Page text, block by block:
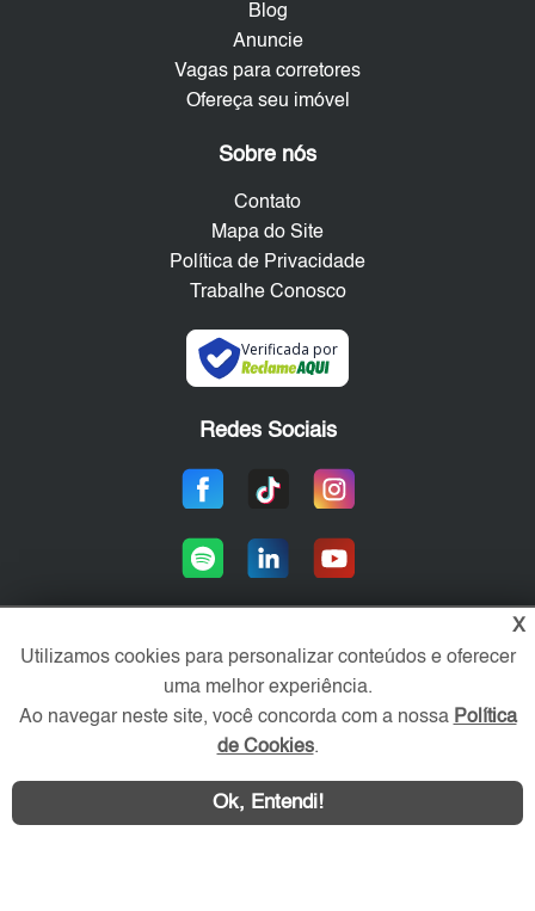
WhatsApp Contatar
Blog
Anuncie
Vagas para corretores
Ofereça seu imóvel
Sobre nós
Contato
Mapa do Site
Política de Privacidade
Trabalhe Conosco
Verificada por
Redes Sociais
Área exclusiva aos anunciantes,
acesse sua conta:
X
Utilizamos cookies para personalizar conteúdos e oferecer
uma melhor experiência.
Ao navegar neste site, você concorda com a nossa Política
de Cookies.
Ok, Entendi!